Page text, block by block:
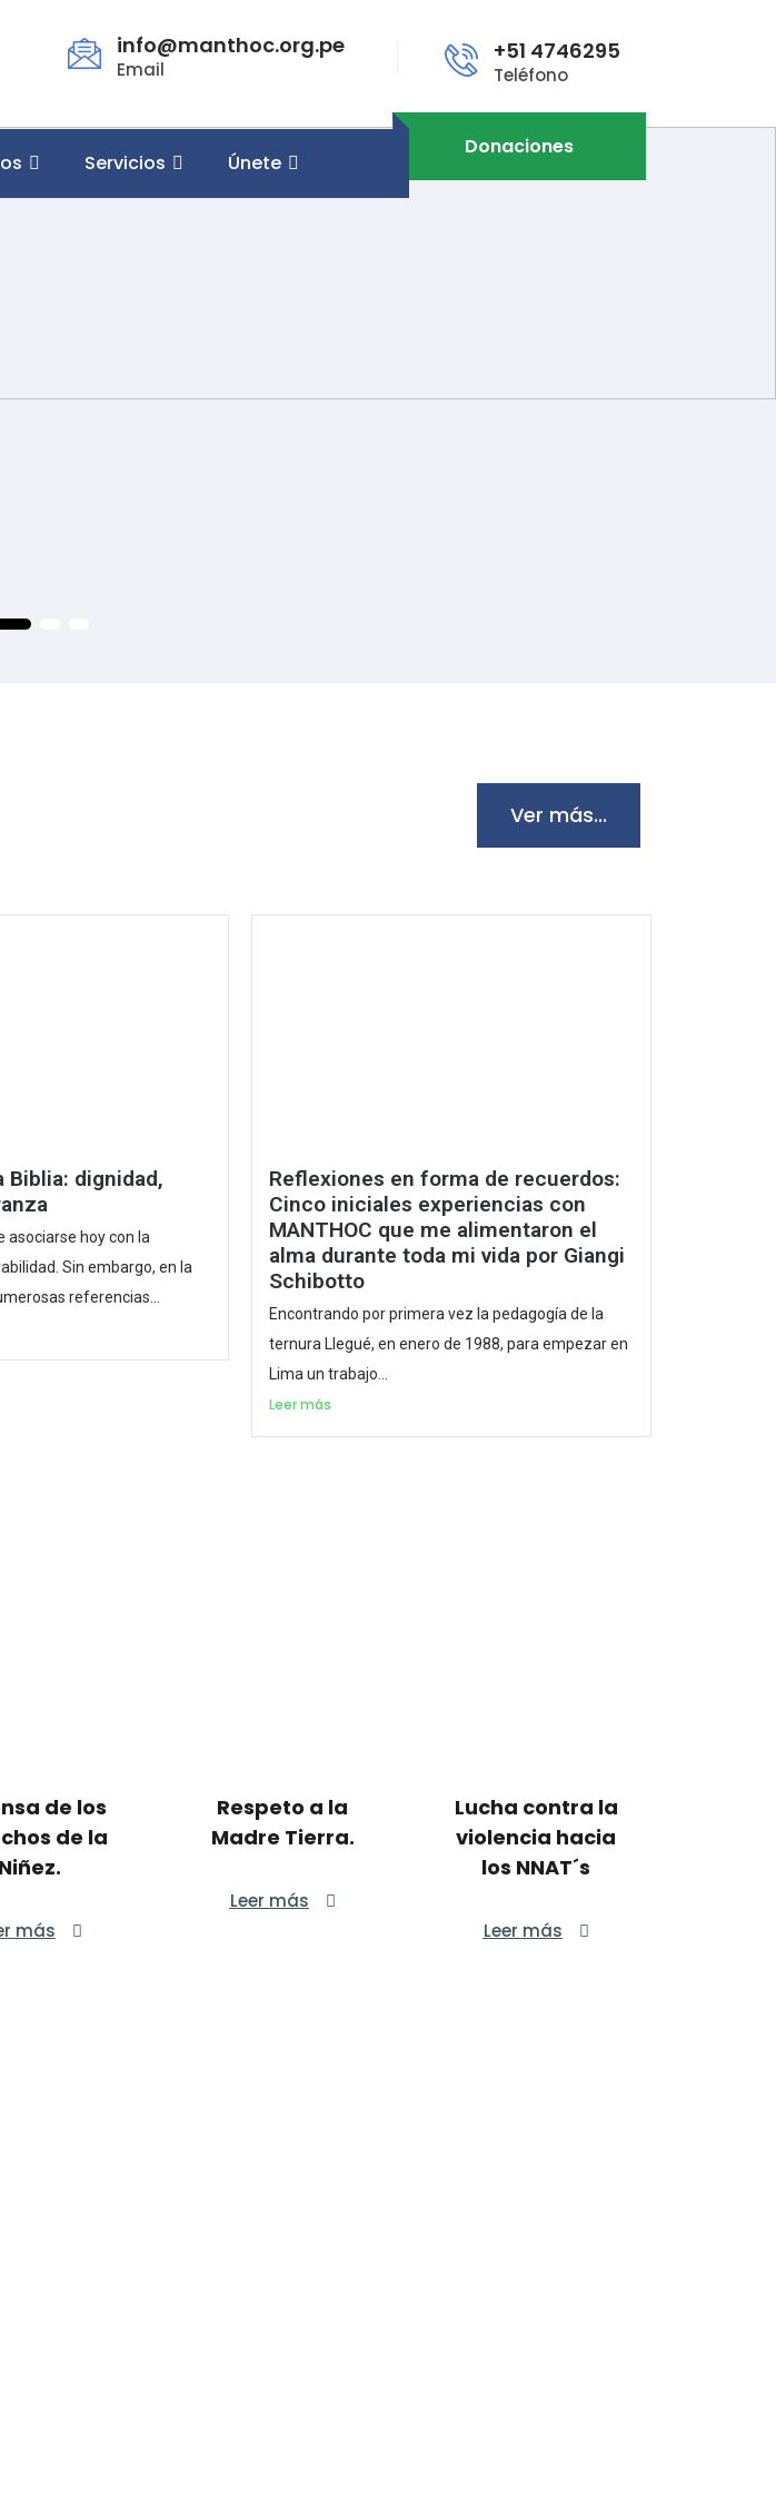
info@manthoc.org.pe
Email
+51 4746295
Teléfono
Servicios Únete
Donaciones
Ver más...
Biblia: dignidad,
asociarse hoy con la
Sin embargo, en la
referencias...
Reflexiones en forma de recuerdos:
Cinco iniciales experiencias con
MANTHOC que me alimentaron el
alma durante toda mi vida por Giangi
Schibotto
Encontrando por primera vez la pedagogía de la
ternura Llegué, en enero de 1988, para empezar en
Lima un trabajo...
Leer más
de los
de la
Niñez.
más
Respeto a la
Madre Tierra.
Leer más
Lucha contra la
violencia hacia
los NNAT´s
Leer más